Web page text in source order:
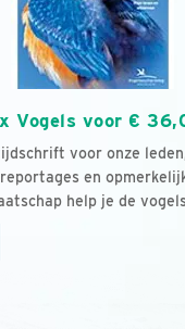
Vogels voor €
voor onze
en
help je de